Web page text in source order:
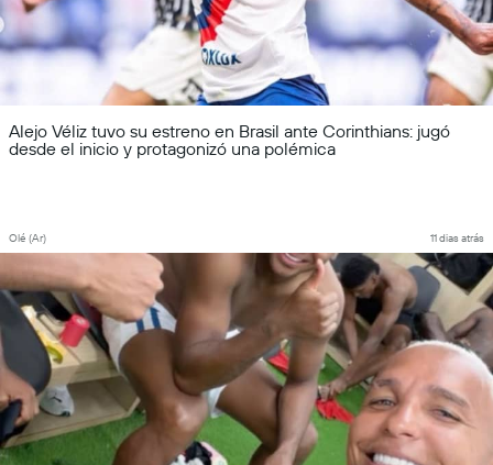
Alejo Véliz tuvo su estreno en Brasil ante Corinthians: jugó
desde el inicio y protagonizó una polémica
Olé (Ar) 11 dias atrás